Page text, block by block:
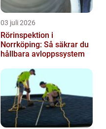
03 juli 2026
Rörinspektion i
Norrköping: Så säkrar du
hållbara avloppssystem